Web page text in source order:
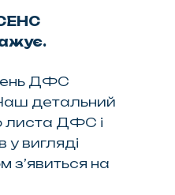
ДФС
детальний
листа ДФС і
у вигляді
з’явиться на